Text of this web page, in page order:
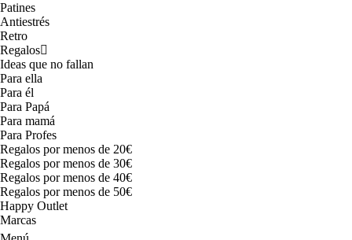
Patines
Antiestrés
Retro
Regalos
Ideas que no fallan
Para ella
Para él
Para Papá
Para mamá
Para Profes
Regalos por menos de 20€
Regalos por menos de 30€
Regalos por menos de 40€
Regalos por menos de 50€
Happy Outlet
Marcas